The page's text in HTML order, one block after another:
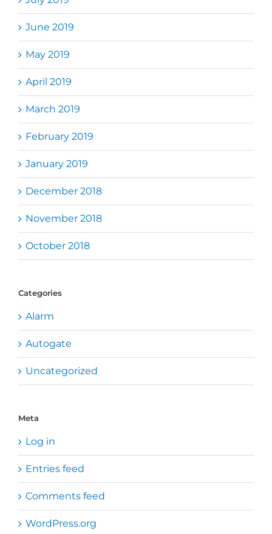
June 2019
May 2019
April 2019
March 2019
February 2019
January 2019
December 2018
November 2018
October 2018
Categories
Alarm
Autogate
Uncategorized
Meta
Log in
Entries feed
Comments feed
WordPress.org